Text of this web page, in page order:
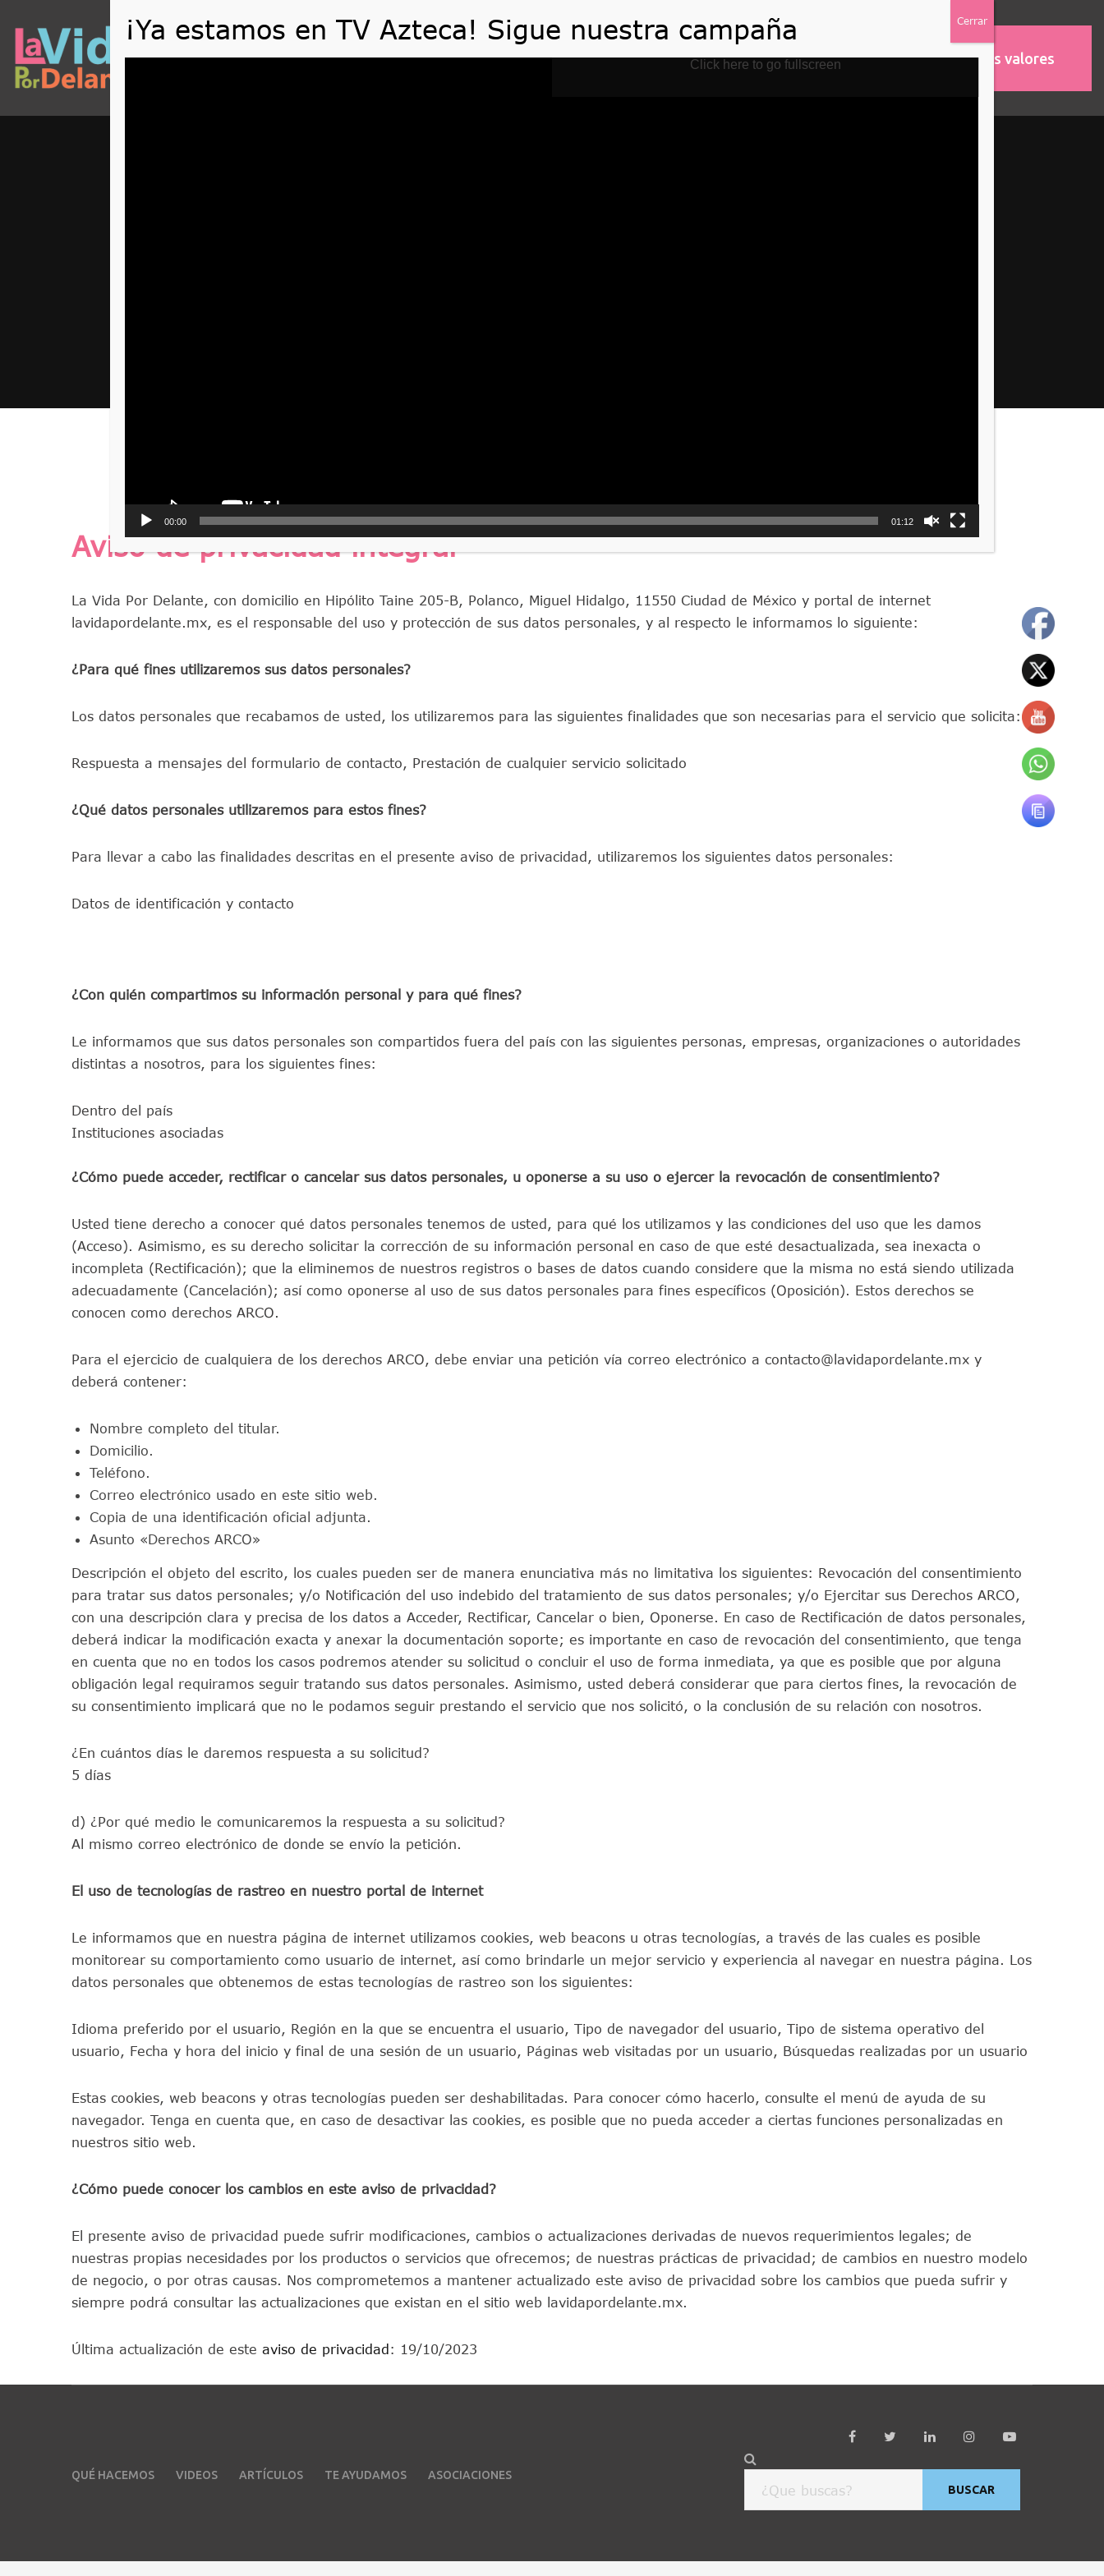
QUÉ HACEMOS VIDEOS ARTÍCULOS TE AYUDAMOS ASOCIACIONES Nuestros valores
Aviso de privacidad integral
La Vida Por Delante, con domicilio en Hipólito Taine 205-B, Polanco, Miguel Hidalgo, 11550 Ciudad de México y portal de internet
lavidapordelante.mx, es el responsable del uso y protección de sus datos personales, y al respecto le informamos lo siguiente:
¿Para qué fines utilizaremos sus datos personales?
Los datos personales que recabamos de usted, los utilizaremos para las siguientes finalidades que son necesarias para el servicio que solicita:
Respuesta a mensajes del formulario de contacto, Prestación de cualquier servicio solicitado
¿Qué datos personales utilizaremos para estos fines?
Para llevar a cabo las finalidades descritas en el presente aviso de privacidad, utilizaremos los siguientes datos personales:
Datos de identificación y contacto
¿Con quién compartimos su información personal y para qué fines?
Le informamos que sus datos personales son compartidos fuera del país con las siguientes personas, empresas, organizaciones o autoridades
distintas a nosotros, para los siguientes fines:
Dentro del país
Instituciones asociadas
¿Cómo puede acceder, rectificar o cancelar sus datos personales, u oponerse a su uso o ejercer la revocación de consentimiento?
Usted tiene derecho a conocer qué datos personales tenemos de usted, para qué los utilizamos y las condiciones del uso que les damos
(Acceso). Asimismo, es su derecho solicitar la corrección de su información personal en caso de que esté desactualizada, sea inexacta o
incompleta (Rectificación); que la eliminemos de nuestros registros o bases de datos cuando considere que la misma no está siendo utilizada
adecuadamente (Cancelación); así como oponerse al uso de sus datos personales para fines específicos (Oposición). Estos derechos se
conocen como derechos ARCO.
Para el ejercicio de cualquiera de los derechos ARCO, debe enviar una petición vía correo electrónico a contacto@lavidapordelante.mx y
deberá contener:
Nombre completo del titular.
Domicilio.
Teléfono.
Correo electrónico usado en este sitio web.
Copia de una identificación oficial adjunta.
Asunto «Derechos ARCO»
Descripción el objeto del escrito, los cuales pueden ser de manera enunciativa más no limitativa los siguientes: Revocación del consentimiento
para tratar sus datos personales; y/o Notificación del uso indebido del tratamiento de sus datos personales; y/o Ejercitar sus Derechos ARCO,
con una descripción clara y precisa de los datos a Acceder, Rectificar, Cancelar o bien, Oponerse. En caso de Rectificación de datos personales,
deberá indicar la modificación exacta y anexar la documentación soporte; es importante en caso de revocación del consentimiento, que tenga
en cuenta que no en todos los casos podremos atender su solicitud o concluir el uso de forma inmediata, ya que es posible que por alguna
obligación legal requiramos seguir tratando sus datos personales. Asimismo, usted deberá considerar que para ciertos fines, la revocación de
su consentimiento implicará que no le podamos seguir prestando el servicio que nos solicitó, o la conclusión de su relación con nosotros.
¿En cuántos días le daremos respuesta a su solicitud?
5 días
d) ¿Por qué medio le comunicaremos la respuesta a su solicitud?
Al mismo correo electrónico de donde se envío la petición.
El uso de tecnologías de rastreo en nuestro portal de internet
Le informamos que en nuestra página de internet utilizamos cookies, web beacons u otras tecnologías, a través de las cuales es posible
monitorear su comportamiento como usuario de internet, así como brindarle un mejor servicio y experiencia al navegar en nuestra página. Los
datos personales que obtenemos de estas tecnologías de rastreo son los siguientes:
Idioma preferido por el usuario, Región en la que se encuentra el usuario, Tipo de navegador del usuario, Tipo de sistema operativo del
usuario, Fecha y hora del inicio y final de una sesión de un usuario, Páginas web visitadas por un usuario, Búsquedas realizadas por un usuario
Estas cookies, web beacons y otras tecnologías pueden ser deshabilitadas. Para conocer cómo hacerlo, consulte el menú de ayuda de su
navegador. Tenga en cuenta que, en caso de desactivar las cookies, es posible que no pueda acceder a ciertas funciones personalizadas en
nuestros sitio web.
¿Cómo puede conocer los cambios en este aviso de privacidad?
El presente aviso de privacidad puede sufrir modificaciones, cambios o actualizaciones derivadas de nuevos requerimientos legales; de
nuestras propias necesidades por los productos o servicios que ofrecemos; de nuestras prácticas de privacidad; de cambios en nuestro modelo
de negocio, o por otras causas. Nos comprometemos a mantener actualizado este aviso de privacidad sobre los cambios que pueda sufrir y
siempre podrá consultar las actualizaciones que existan en el sitio web lavidapordelante.mx.
Última actualización de este aviso de privacidad: 19/10/2023
QUÉ HACEMOS VIDEOS ARTÍCULOS TE AYUDAMOS
ASOCIACIONES
BUSCAR
00:00 01:12
Click here to go fullscreen